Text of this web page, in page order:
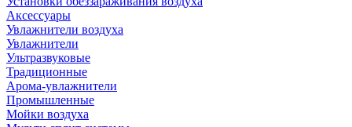
Аксессуары
Увлажнители воздуха
Увлажнители
Ультразвуковые
Традиционные
Арома-увлажнители
Промышленные
Мойки воздуха